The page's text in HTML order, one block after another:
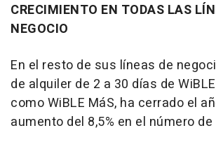
CRECIMIENTO EN TODAS LAS
NEGOCIO
En el resto de sus líneas de
de alquiler de 2 a 30 días de
como WiBLE MáS, ha cerrado el
aumento del 8,5% en el número